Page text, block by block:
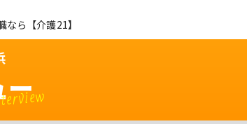
なら【介護21】
ー